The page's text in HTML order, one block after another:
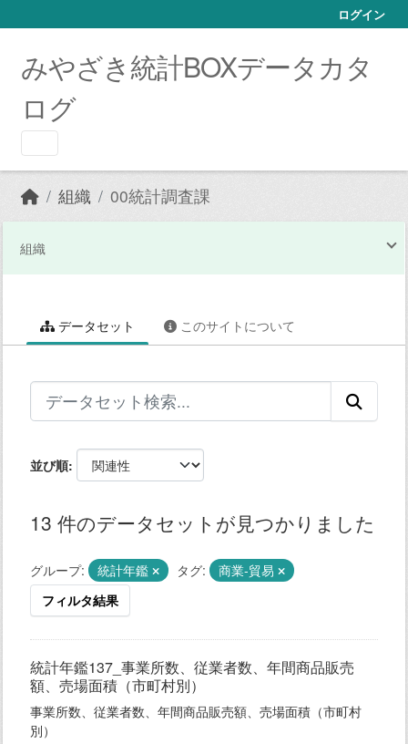
ログイン
みやざき統計BOXデータカタ
ログ
組織 00統計調査課
組織
データセット このサイトについて
並び順
13 件のデータセットが見つかりました
グループ: 統計年鑑 タグ:
商業-貿易
フィルタ結果
統計年鑑137_事業所数、従業者数、年間商品販売
額、売場面積（市町村別）
事業所数、従業者数、年間商品販売額、売場面積（市町村
別）